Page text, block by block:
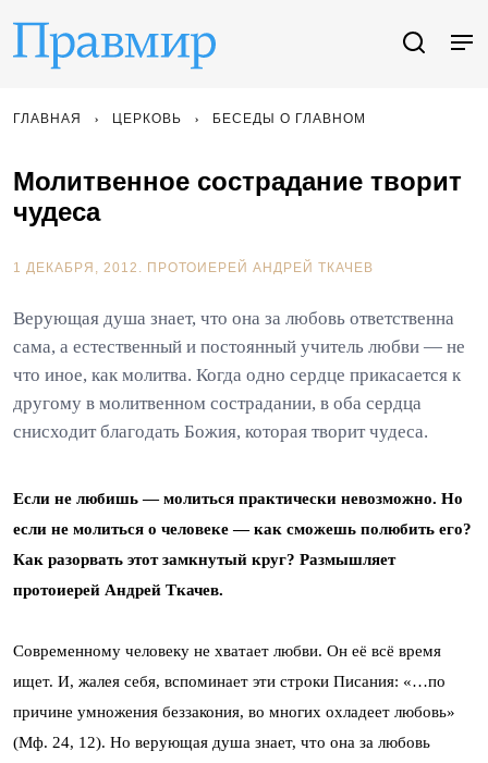
ГЛАВНАЯ ЦЕРКОВЬ БЕСЕДЫ О ГЛАВНОМ
Молитвенное сострадание творит
чудеса
1 ДЕКАБРЯ, 2012. ПРОТОИЕРЕЙ АНДРЕЙ ТКАЧЕВ
Верующая душа знает, что она за любовь ответственна
сама, а естественный и постоянный учитель любви — не
что иное, как молитва. Когда одно сердце прикасается к
другому в молитвенном сострадании, в оба сердца
снисходит благодать Божия, которая творит чудеса.
Если не любишь — молиться практически невозможно. Но
если не молиться о человеке — как сможешь полюбить его?
Как разорвать этот замкнутый круг? Размышляет
протоиерей Андрей Ткачев.
Современному человеку не хватает любви. Он её всё время
ищет. И, жалея себя, вспоминает эти строки Писания: «…по
причине умножения беззакония, во многих охладеет любовь»
(Мф. 24, 12). Но верующая душа знает, что она за любовь